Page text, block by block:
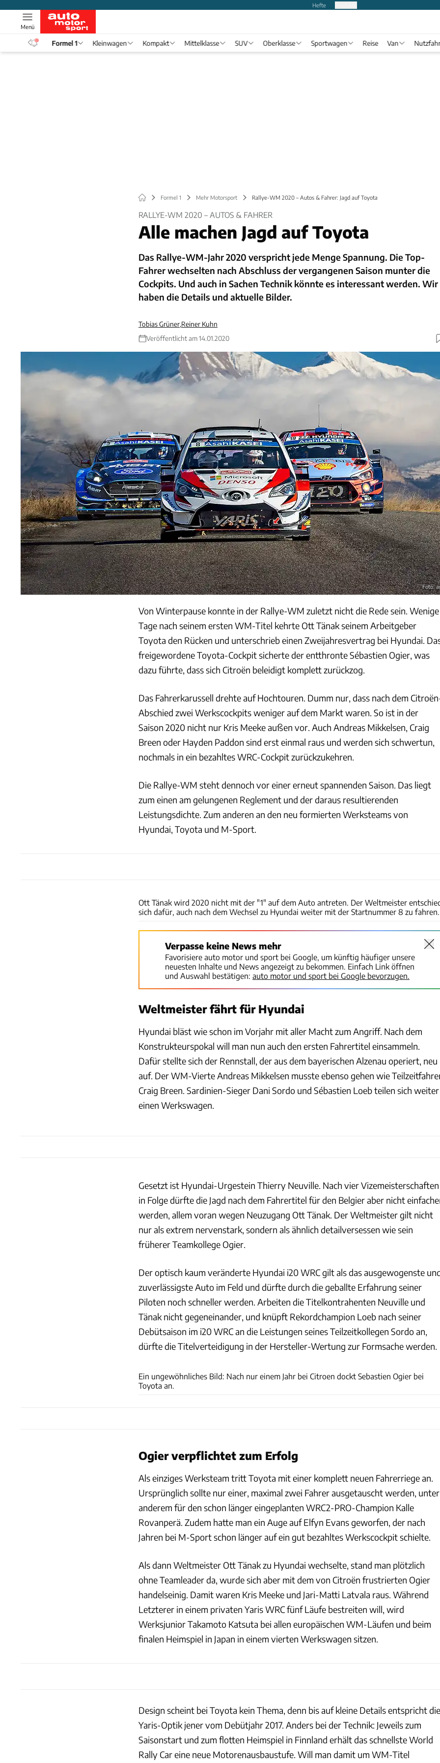
Hefte
Menü
Formel 1 Kleinwagen Kompakt Mittelklasse SUV Oberklasse Sportwagen Reise Van
Formel 1 Mehr Motorsport Rallye-WM 2020 – Autos & Fahrer: Jagd auf Toyota
RALLYE-WM 2020 – AUTOS & FAHRER
Alle machen Jagd auf Toyota
Das Rallye-WM-Jahr 2020 verspricht jede Menge Spannung. Die Top-
Fahrer wechselten nach Abschluss der vergangenen Saison munter die
Cockpits. Und auch in Sachen Technik könnte es interessant werden. Wir
haben die Details und aktuelle Bilder.
Tobias Grüner,Reiner Kuhn
Veröffentlicht am 14.01.2020
Foto:
Von Winterpause konnte in der Rallye-WM zuletzt nicht die Rede sein. Wenige
Tage nach seinem ersten WM-Titel kehrte Ott Tänak seinem Arbeitgeber
Toyota den Rücken und unterschrieb einen Zweijahresvertrag bei Hyundai.
freigewordene Toyota-Cockpit sicherte der entthronte Sébastien Ogier, was
dazu führte, dass sich Citroën beleidigt komplett zurückzog.
Das Fahrerkarussell drehte auf Hochtouren. Dumm nur, dass nach dem
Abschied zwei Werkscockpits weniger auf dem Markt waren. So ist in der
Saison 2020 nicht nur Kris Meeke außen vor. Auch Andreas Mikkelsen, Craig
Breen oder Hayden Paddon sind erst einmal raus und werden sich schwertun,
nochmals in ein bezahltes WRC-Cockpit zurückzukehren.
Die Rallye-WM steht dennoch vor einer erneut spannenden Saison. Das liegt
zum einen am gelungenen Reglement und der daraus resultierenden
Leistungsdichte. Zum anderen an den neu formierten Werksteams von
Hyundai, Toyota und M-Sport.
Ott Tänak wird 2020 nicht mit der "1" auf dem Auto antreten. Der Weltmeister
sich dafür, auch nach dem Wechsel zu Hyundai weiter mit der Startnummer 8 zu fahren.
Verpasse keine News mehr
Favorisiere auto motor und sport bei Google, um künftig häufiger unsere
neuesten Inhalte und News angezeigt zu bekommen. Einfach Link öffnen
und Auswahl bestätigen: auto motor und sport bei Google bevorzugen.
Weltmeister fährt für Hyundai
Hyundai bläst wie schon im Vorjahr mit aller Macht zum Angriff. Nach dem
Konstrukteurspokal will man nun auch den ersten Fahrertitel einsammeln.
Dafür stellte sich der Rennstall, der aus dem bayerischen Alzenau operiert, neu
auf. Der WM-Vierte Andreas Mikkelsen musste ebenso gehen wie
Craig Breen. Sardinien-Sieger Dani Sordo und Sébastien Loeb teilen sich weiter
einen Werkswagen.
Gesetzt ist Hyundai-Urgestein Thierry Neuville. Nach vier Vizemeisterschaften
in Folge dürfte die Jagd nach dem Fahrertitel für den Belgier aber nicht
werden, allem voran wegen Neuzugang Ott Tänak. Der Weltmeister gilt nicht
nur als extrem nervenstark, sondern als ähnlich detailversessen wie sein
früherer Teamkollege Ogier.
Der optisch kaum veränderte Hyundai i20 WRC gilt als das ausgewogenste
zuverlässigste Auto im Feld und dürfte durch die geballte Erfahrung seiner
Piloten noch schneller werden. Arbeiten die Titelkontrahenten Neuville und
Tänak nicht gegeneinander, und knüpft Rekordchampion Loeb nach seiner
Debütsaison im i20 WRC an die Leistungen seines Teilzeitkollegen Sordo an,
dürfte die Titelverteidigung in der Hersteller-Wertung zur Formsache werden.
Ein ungewöhnliches Bild: Nach nur einem Jahr bei Citroen dockt Sebastien Ogier bei
Toyota an.
Ogier verpflichtet zum Erfolg
Als einziges Werksteam tritt Toyota mit einer komplett neuen Fahrerriege an.
Ursprünglich sollte nur einer, maximal zwei Fahrer ausgetauscht werden, unter
anderem für den schon länger eingeplanten WRC2-PRO-Champion Kalle
Rovanperä. Zudem hatte man ein Auge auf Elfyn Evans geworfen, der nach
Jahren bei M-Sport schon länger auf ein gut bezahltes Werkscockpit schielte.
Als dann Weltmeister Ott Tänak zu Hyundai wechselte, stand man plötzlich
ohne Teamleader da, wurde sich aber mit dem von Citroën frustrierten Ogier
handelseinig. Damit waren Kris Meeke und Jari-Matti Latvala raus. Während
Letzterer in einem privaten Yaris WRC fünf Läufe bestreiten will, wird
Werksjunior Takamoto Katsuta bei allen europäischen WM-Läufen und beim
finalen Heimspiel in Japan in einem vierten Werkswagen sitzen.
Design scheint bei Toyota kein Thema, denn bis auf kleine Details entspricht die
Yaris-Optik jener vom Debütjahr 2017. Anders bei der Technik: Jeweils zum
Saisonstart und zum flotten Heimspiel in Finnland erhält das schnellste World
Rally Car eine neue Motorenausbaustufe. Will man damit um WM-Titel